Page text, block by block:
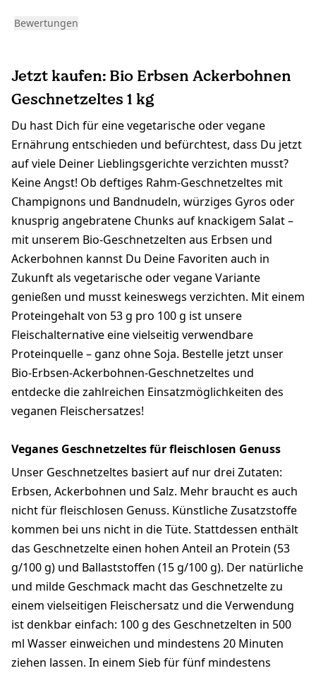
Bewertungen
Jetzt kaufen: Bio Erbsen Ackerbohnen
Geschnetzeltes 1 kg
Du hast Dich für eine vegetarische oder vegane
Ernährung entschieden und befürchtest, dass Du jetzt
auf viele Deiner Lieblingsgerichte verzichten musst?
Keine Angst! Ob deftiges Rahm-Geschnetzeltes mit
Champignons und Bandnudeln, würziges Gyros oder
knusprig angebratene Chunks auf knackigem Salat –
mit unserem Bio-Geschnetzelten aus Erbsen und
Ackerbohnen kannst Du Deine Favoriten auch in
Zukunft als vegetarische oder vegane Variante
genießen und musst keineswegs verzichten. Mit einem
Proteingehalt von 53 g pro 100 g ist unsere
Fleischalternative eine vielseitig verwendbare
Proteinquelle – ganz ohne Soja. Bestelle jetzt unser
Bio-Erbsen-Ackerbohnen-Geschnetzeltes und
entdecke die zahlreichen Einsatzmöglichkeiten des
veganen Fleischersatzes!
Veganes Geschnetzeltes für fleischlosen Genuss
Unser Geschnetzeltes basiert auf nur drei Zutaten:
Erbsen, Ackerbohnen und Salz. Mehr braucht es auch
nicht für fleischlosen Genuss. Künstliche Zusatzstoffe
kommen bei uns nicht in die Tüte. Stattdessen enthält
das Geschnetzelte einen hohen Anteil an Protein (53
g/100 g) und Ballaststoffen (15 g/100 g). Der natürliche
und milde Geschmack macht das Geschnetzelte zu
einem vielseitigen Fleischersatz und die Verwendung
ist denkbar einfach: 100 g des Geschnetzelten in 500
ml Wasser einweichen und mindestens 20 Minuten
ziehen lassen. In einem Sieb für fünf mindestens